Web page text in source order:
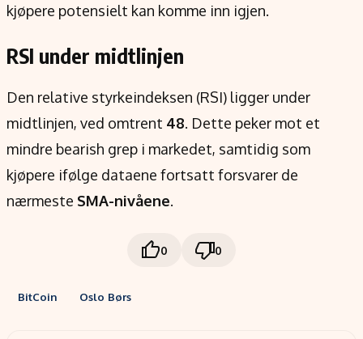
kjøpere potensielt kan komme inn igjen.
RSI under midtlinjen
Den relative styrkeindeksen (RSI) ligger under
midtlinjen, ved omtrent 48. Dette peker mot et
mindre bearish grep i markedet, samtidig som
kjøpere ifølge dataene fortsatt forsvarer de
nærmeste SMA-nivåene.
0 0
BitCoin Oslo Børs